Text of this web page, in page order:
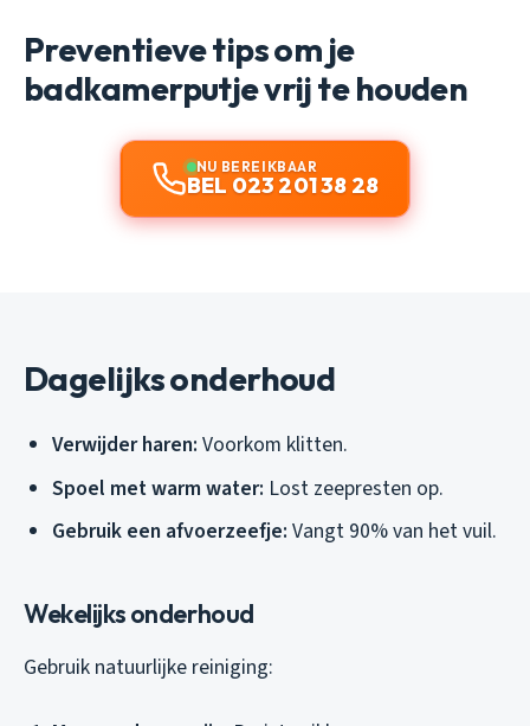
Preventieve tips om je
badkamerputje vrij te houden
NU BEREIKBAAR
BEL 023 201 38 28
Dagelijks onderhoud
Verwijder haren: Voorkom klitten.
Spoel met warm water: Lost zeepresten op.
Gebruik een afvoerzeefje: Vangt 90% van het vuil.
Wekelijks onderhoud
Gebruik natuurlijke reiniging: